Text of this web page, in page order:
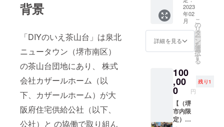
背景
「DIYのいえ茶山台」は泉北
ニュータウン（堺市南区）
の茶山台団地にあり、 株式
会社カザールホーム（以
下、カザールホーム）が大
阪府住宅供給公社（以下、
公社）と の協働で取り組ん
にご意
見も一
緒に頂
けると
さらに
ありが
たいで
うぞ宜
しくお
願い致
しま
す。
着丈は
102cm
92cm・
82cmの
3種から
お選び
ず着丈
寸法を
備考欄
にご記
入くだ
さい。
尚、端
り、
ちょっ
とした
お知ら
せを作
ザイン
するな
ども。
継続し
て運営
してい
く上で
もご購
入いた
だける
ように
リワー
した。
ぜひDIY
のいえ
やイベ
ントへ
お越し
の際に
なるＤ
ＩＹ基
本講習
会に参
加でき
ます。
ＤＩＹ
となる
確認講
習にな
ります
ので、
経験が
おあり
2023
年02
月
詳細を見る
こ
の
リ
タ
ー
ン
を
選
択
す
る
100
,00
0 円
残り1
【（堺
市内限
定）み